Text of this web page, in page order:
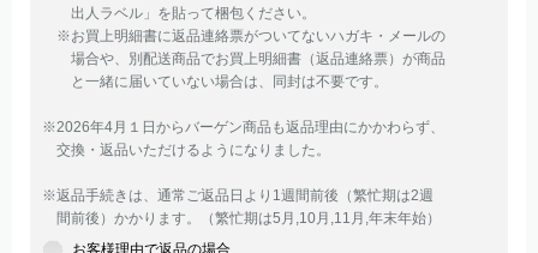
出人ラベル」を貼って梱包ください。
※お買上明細書に返品連絡票がついてないハガキ・メールの
場合や、別配送商品でお買上明細書（返品連絡票）が商品
と一緒に届いていない場合は、同封は不要です。
※2026年4月１日からバーゲン商品も返品理由にかかわらず、
交換・返品いただけるようになりました。
※返品手続きは、通常ご返品日より1週間前後（繁忙期は2週
間前後）かかります。（繁忙期は5月,10月,11月,年末年始）
お客様理由で返品の場合